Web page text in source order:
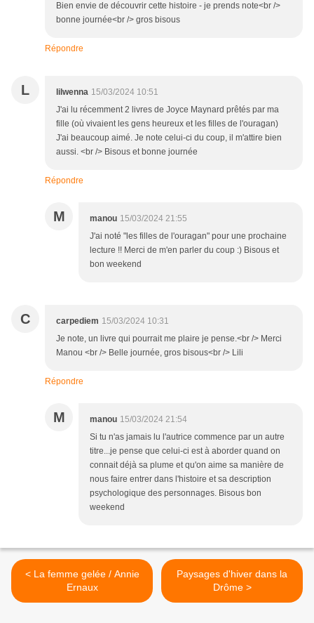
Bien envie de découvrir cette histoire - je prends note<br />
bonne journée<br /> gros bisous
Répondre
L lilwenna 15/03/2024 10:51
J'ai lu récemment 2 livres de Joyce Maynard prêtés par ma
fille (où vivaient les gens heureux et les filles de l'ouragan)
J'ai beaucoup aimé. Je note celui-ci du coup, il m'attire bien
aussi. <br /> Bisous et bonne journée
Répondre
M manou 15/03/2024 21:55
J'ai noté "les filles de l'ouragan" pour une prochaine
lecture !! Merci de m'en parler du coup :) Bisous et
bon weekend
C carpediem 15/03/2024 10:31
Je note, un livre qui pourrait me plaire je pense.<br /> Merci
Manou <br /> Belle journée, gros bisous<br /> Lili
Répondre
M manou 15/03/2024 21:54
Si tu n'as jamais lu l'autrice commence par un autre
titre...je pense que celui-ci est à aborder quand on
connait déjà sa plume et qu'on aime sa manière de
nous faire entrer dans l'histoire et sa description
psychologique des personnages. Bisous bon
weekend
< La femme gelée / Annie
Ernaux
Paysages d'hiver dans la
Drôme >